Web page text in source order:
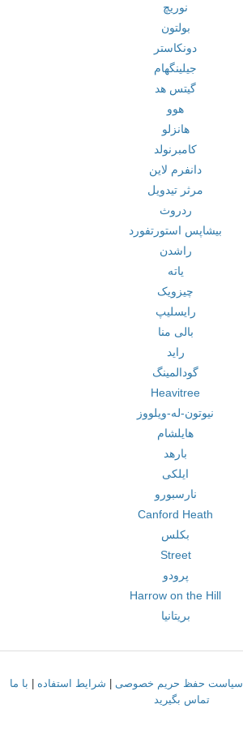
نوریچ
بولتون
دونکاستر
جیلینگهام
گیتس هد
هوو
هانزلو
کامبرنولد
دانفرم لاین
مرثر تیدویل
ردروث
بیشاپس استورتفورد
راشدن
یاته
چیزویک
رایسلیپ
بالی منا
راید
گودالمینگ
Heavitree
نیوتون-له-ویلووز
هایلشام
بارهد
ایلکی
نارسبورو
Canford Heath
بکلس
Street
پرودو
Harrow on the Hill
بریتانیا
سیاست حفظ حریم خصوصی شرایط استفاده
با ما
تماس بگیرید